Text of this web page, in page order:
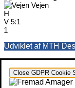
Vejen
H
V 5:1
1
Udviklet af MTH
Close GDPR Cookie